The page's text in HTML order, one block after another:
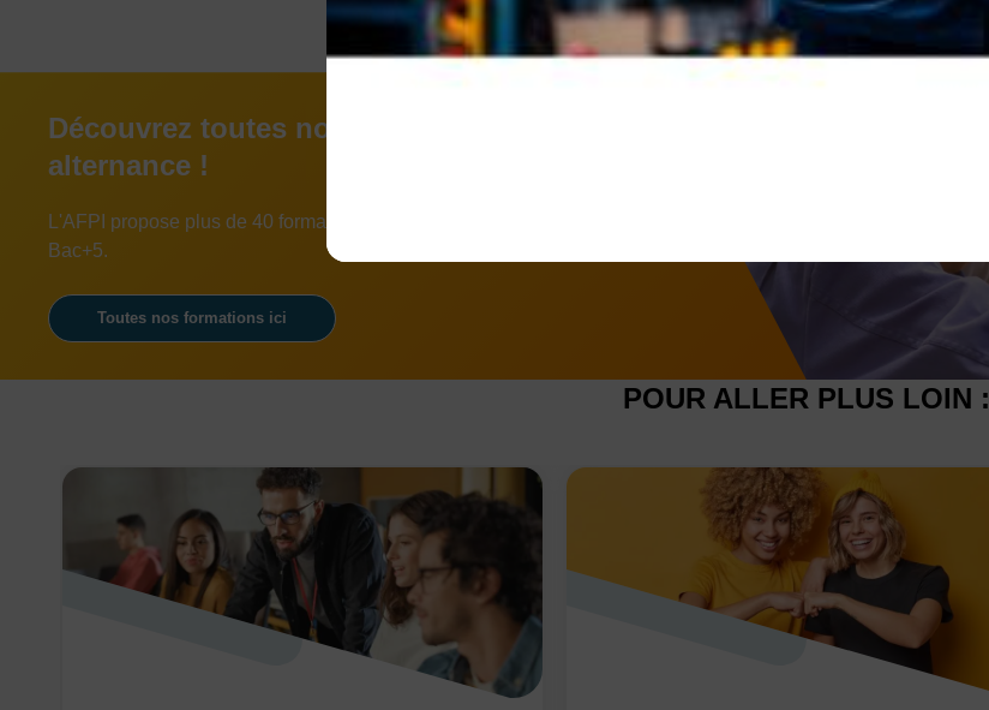
Découvrez toutes nos formations en
alternance !
L'AFPI propose plus de 40 formations en alternance du CAP au
Bac+5.
Toutes nos formations ici
POUR ALLER PLUS LOIN :